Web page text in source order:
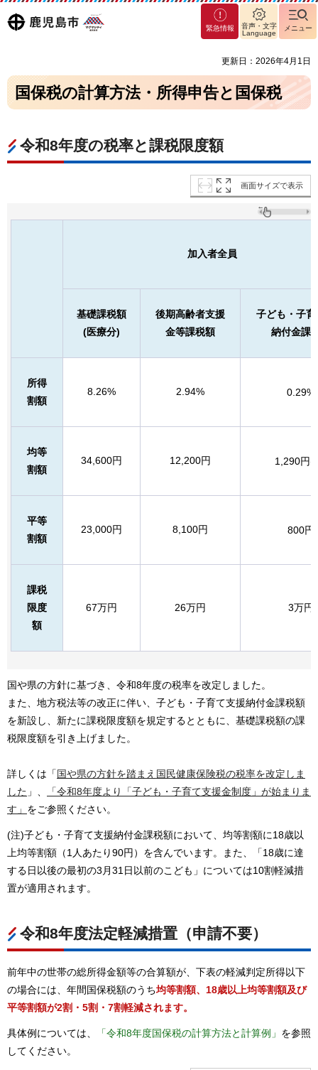
鹿児島
マグ
マシ
島市
緊急情報
音声・文字
Language
メニュー
更新日：2026年4月1日
国保税の計算方法・所得申告と国保税
令和8年度の税率と課税限度額
画面サイズで表示
加入者全員
基礎課税額
(医療分)
後期高齢者支援
金等課税額
子ども・子
納付金課
所得
割額
8.26% 2.94% 0.29%
均等
割額
34,600円 12,200円 1,290円(
平等
割額
23,000円 8,100円 800円
課税
限度
額
67万円 26万円 3万円
国や県の方針に基づき、令和8年度の税率を改定しました。
また、地方税法等の改正に伴い、子ども・子育て支援納付金課税額
を新設し、新たに課税限度額を規定するとともに、基礎課税額の課
税限度額を引き上げました。
詳しくは「 国や県の方針を踏まえ国民健康保険税の税率を改定しま
した 」、
「令和8年度より「子ども・子育て支援金制度」が始まりま
す」 をご参照ください。
(注)子ども・子育て支援納付金課税額において、均等割額に18歳以
上均等割額（1人あたり90円）を含んでいます。また、「18歳に達
する日以後の最初の3月31日以前のこども」については10割軽減措
置が適用されます。
令和8年度法定軽減措置（申請不要）
前年中の世帯の総所得金額等の合算額が、下表の軽減判定所得以下
の場合には、年間国保税額のうち均等割額、18歳以上均等割額及び
平等割額が2割・5割・7割軽減されます。
具体例については、 「令和8年度国保税の計算方法と計算例」 を参照
してください。